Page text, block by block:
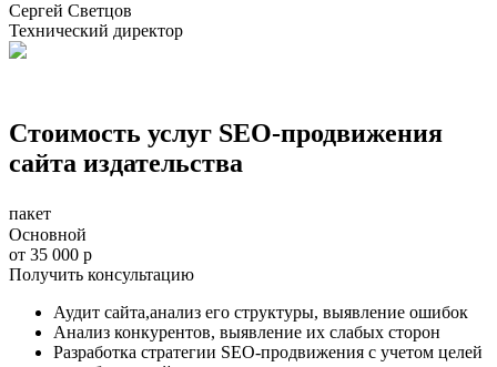
Сергей Светцов
Технический директор
Стоимость услуг SEO-продвижения
сайта издательства
пакет
Основной
от 35 000 р
Получить консультацию
Аудит сайта,анализ его структуры, выявление ошибок
Анализ конкурентов, выявление их слабых сторон
Разработка стратегии SEO-продвижения с учетом целей